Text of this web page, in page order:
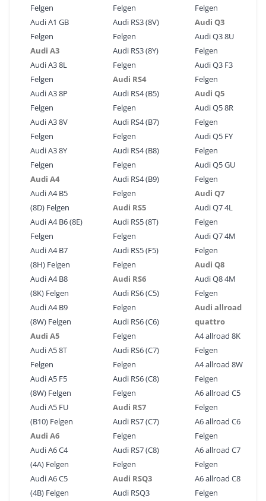
Felgen
Audi A1 GB
Felgen
Audi A3
Audi A3 8L
Felgen
Audi A3 8P
Felgen
Audi A3 8V
Felgen
Audi A3 8Y
Felgen
Audi A4
Audi A4 B5
(8D) Felgen
Audi A4 B6 (8E)
Felgen
Audi A4 B7
(8H) Felgen
Audi A4 B8
(8K) Felgen
Audi A4 B9
(8W) Felgen
Audi A5
Audi A5 8T
Felgen
Audi A5 F5
(8W) Felgen
Audi A5 FU
(B10) Felgen
Audi A6
Audi A6 C4
(4A) Felgen
Audi A6 C5
(4B) Felgen
Felgen
Audi RS3 (8V)
Felgen
Audi RS3 (8Y)
Felgen
Audi RS4
Audi RS4 (B5)
Felgen
Audi RS4 (B7)
Felgen
Audi RS4 (B8)
Felgen
Audi RS4 (B9)
Felgen
Audi RS5
Audi RS5 (8T)
Felgen
Audi RS5 (F5)
Felgen
Audi RS6
Audi RS6 (C5)
Felgen
Audi RS6 (C6)
Felgen
Audi RS6 (C7)
Felgen
Audi RS6 (C8)
Felgen
Audi RS7
Audi RS7 (C7)
Felgen
Audi RS7 (C8)
Felgen
Audi RSQ3
Audi RSQ3
Felgen
Audi Q3
Audi Q3 8U
Felgen
Audi Q3 F3
Felgen
Audi Q5
Audi Q5 8R
Felgen
Audi Q5 FY
Felgen
Audi Q5 GU
Felgen
Audi Q7
Audi Q7 4L
Felgen
Audi Q7 4M
Felgen
Audi Q8
Audi Q8 4M
Felgen
Audi allroad
quattro
A4 allroad 8K
Felgen
A4 allroad 8W
Felgen
A6 allroad C5
Felgen
A6 allroad C6
Felgen
A6 allroad C7
Felgen
A6 allroad C8
Felgen